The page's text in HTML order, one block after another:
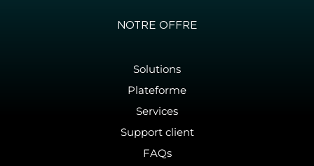
NOTRE OFFRE
Solutions
Plateforme
Services
Support client
FAQs